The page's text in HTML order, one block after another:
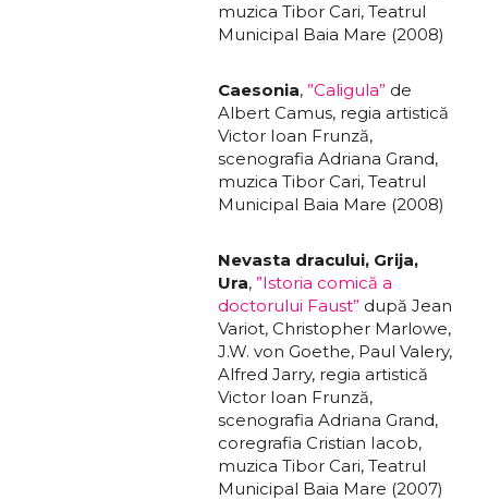
muzica Tibor Cari, Teatrul
Municipal Baia Mare (2008)
Caesonia, ”Caligula” de
Albert Camus, regia artistică
Victor Ioan Frunză,
scenografia Adriana Grand,
muzica Tibor Cari, Teatrul
Municipal Baia Mare (2008)
Nevasta dracului, Grija,
Ura, ”Istoria comică a
doctorului Faust” după Jean
Variot, Christopher Marlowe,
J.W. von Goethe, Paul Valery,
Alfred Jarry, regia artistică
Victor Ioan Frunză,
scenografia Adriana Grand,
coregrafia Cristian Iacob,
muzica Tibor Cari, Teatrul
Municipal Baia Mare (2007)